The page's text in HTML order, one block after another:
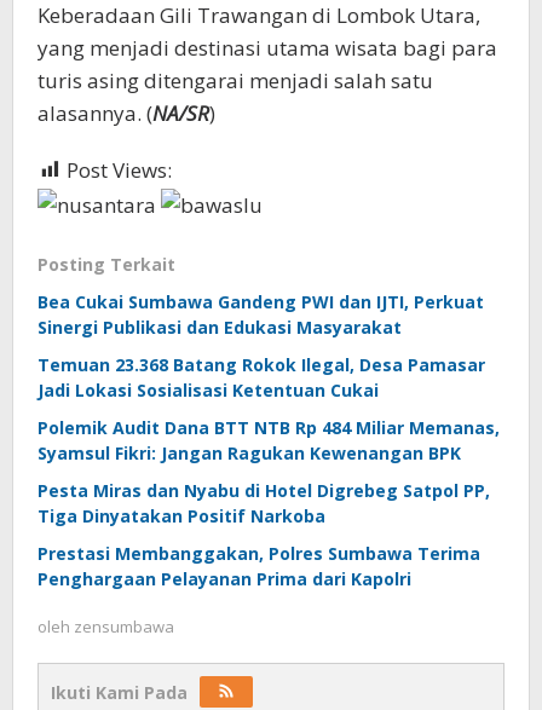
Keberadaan Gili Trawangan di Lombok Utara,
yang menjadi destinasi utama wisata bagi para
turis asing ditengarai menjadi salah satu
alasannya. (NA/SR)
Post Views:
Posting Terkait
Bea Cukai Sumbawa Gandeng PWI dan IJTI, Perkuat
Sinergi Publikasi dan Edukasi Masyarakat
Temuan 23.368 Batang Rokok Ilegal, Desa Pamasar
Jadi Lokasi Sosialisasi Ketentuan Cukai
Polemik Audit Dana BTT NTB Rp 484 Miliar Memanas,
Syamsul Fikri: Jangan Ragukan Kewenangan BPK
Pesta Miras dan Nyabu di Hotel Digrebeg Satpol PP,
Tiga Dinyatakan Positif Narkoba
Prestasi Membanggakan, Polres Sumbawa Terima
Penghargaan Pelayanan Prima dari Kapolri
oleh zensumbawa
Ikuti Kami Pada